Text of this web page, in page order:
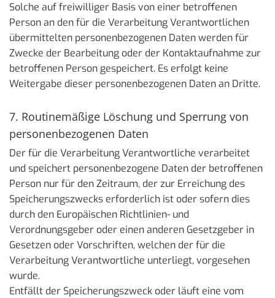
Solche auf freiwilliger Basis von einer betroffenen
Person an den für die Verarbeitung Verantwortlichen
übermittelten personenbezogenen Daten werden für
Zwecke der Bearbeitung oder der Kontaktaufnahme zur
betroffenen Person gespeichert. Es erfolgt keine
Weitergabe dieser personenbezogenen Daten an Dritte.
7. Routinemäßige Löschung und Sperrung von
personenbezogenen Daten
Der für die Verarbeitung Verantwortliche verarbeitet
und speichert personenbezogene Daten der betroffenen
Person nur für den Zeitraum, der zur Erreichung des
Speicherungszwecks erforderlich ist oder sofern dies
durch den Europäischen Richtlinien- und
Verordnungsgeber oder einen anderen Gesetzgeber in
Gesetzen oder Vorschriften, welchen der für die
Verarbeitung Verantwortliche unterliegt, vorgesehen
wurde.
Entfällt der Speicherungszweck oder läuft eine vom